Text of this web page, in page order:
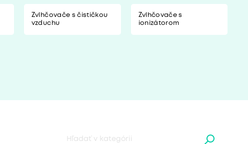
Zvlhčovače s čističkou
vzduchu
Zvlhčovače s
ionizátorom